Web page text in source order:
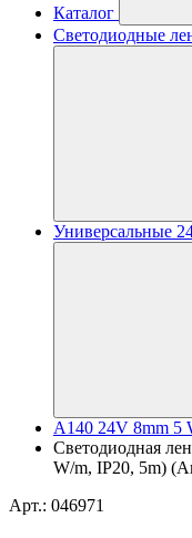
Каталог
Светодиодные
Универсальные
A140 24V 8mm 5
Светодиодная
W/m, IP20, 5m)
Арт.: 046971